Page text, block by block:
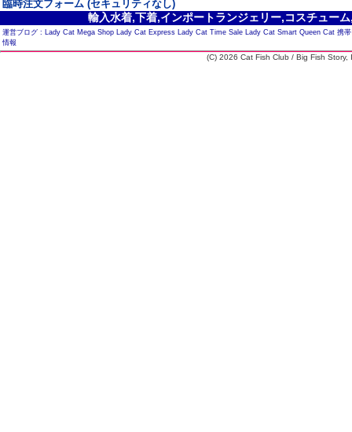
臨時注文フォーム (セキュリティなし)
輸入水着,下着,インポートランジェリー,コスチュー
運営ブログ : Lady Cat Mega Shop Lady Cat Express Lady Cat Time Sale Lady Cat Smart Queen Cat 携
情報
(C) 2026 Cat Fish Club / Big Fish Story,